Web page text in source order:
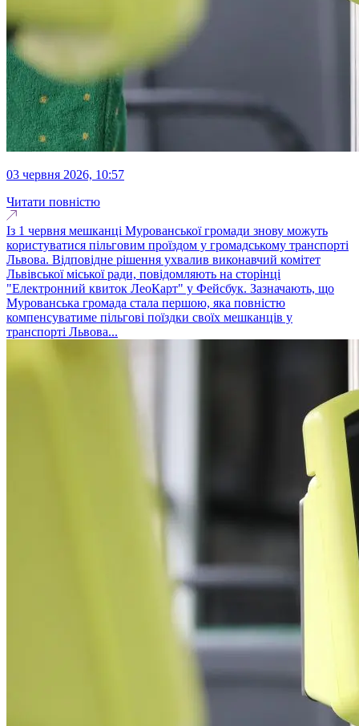
03 червня 2026, 10:57
Читати повністю
Із 1 червня мешканці Мурованської громади знову можуть
користуватися пільговим проїздом у громадському транспорті
Львова. Відповідне рішення ухвалив виконавчий комітет
Львівської міської ради, повідомляють на сторінці
"Електронний квиток ЛеоКарт" у Фейсбук. Зазначають, що
Мурованська громада стала першою, яка повністю
компенсуватиме пільгові поїздки своїх мешканців у
транспорті Львова...